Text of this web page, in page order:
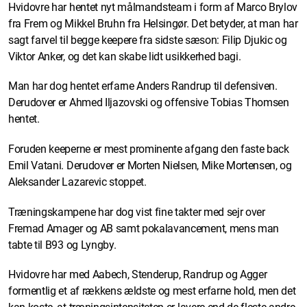
Hvidovre har hentet nyt målmandsteam i form af Marco Brylov
fra Frem og Mikkel Bruhn fra Helsingør. Det betyder, at man har
sagt farvel til begge keepere fra sidste sæson: Filip Djukic og
Viktor Anker, og det kan skabe lidt usikkerhed bagi.
Man har dog hentet erfarne Anders Randrup til defensiven.
Derudover er Ahmed Iljazovski og offensive Tobias Thomsen
hentet.
Foruden keeperne er mest prominente afgang den faste back
Emil Vatani. Derudover er Morten Nielsen, Mike Mortensen, og
Aleksander Lazarevic stoppet.
Træningskampene har dog vist fine takter med sejr over
Fremad Amager og AB samt pokalavancement, mens man
tabte til B93 og Lyngby.
Hvidovre har med Aabech, Stenderup, Randrup og Agger
formentlig et af rækkens ældste og mest erfarne hold, men det